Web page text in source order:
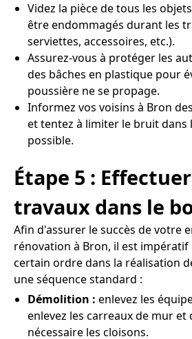
Videz la pièce de tous les
être endommagés durant les
serviettes, accessoires, etc.).
Assurez-vous à protéger les
des bâches en plastique pour
poussière ne se propage.
Informez vos voisins à Bron
et tentez à limiter le bruit dans
possible.
Étape 5 :
travaux dans le
Afin d'assurer le succès de votre
rénovation à Bron, il est
certain ordre dans la réalisation
une séquence standard :
Démolition : enlevez les
enlevez les carreaux de mur et
nécessaire les cloisons.